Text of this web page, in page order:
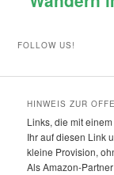
FOLLOW US!
HINWEIS ZUR
Links, die mit
Ihr auf diesen Link
kleine Provision,
Als Amazon-